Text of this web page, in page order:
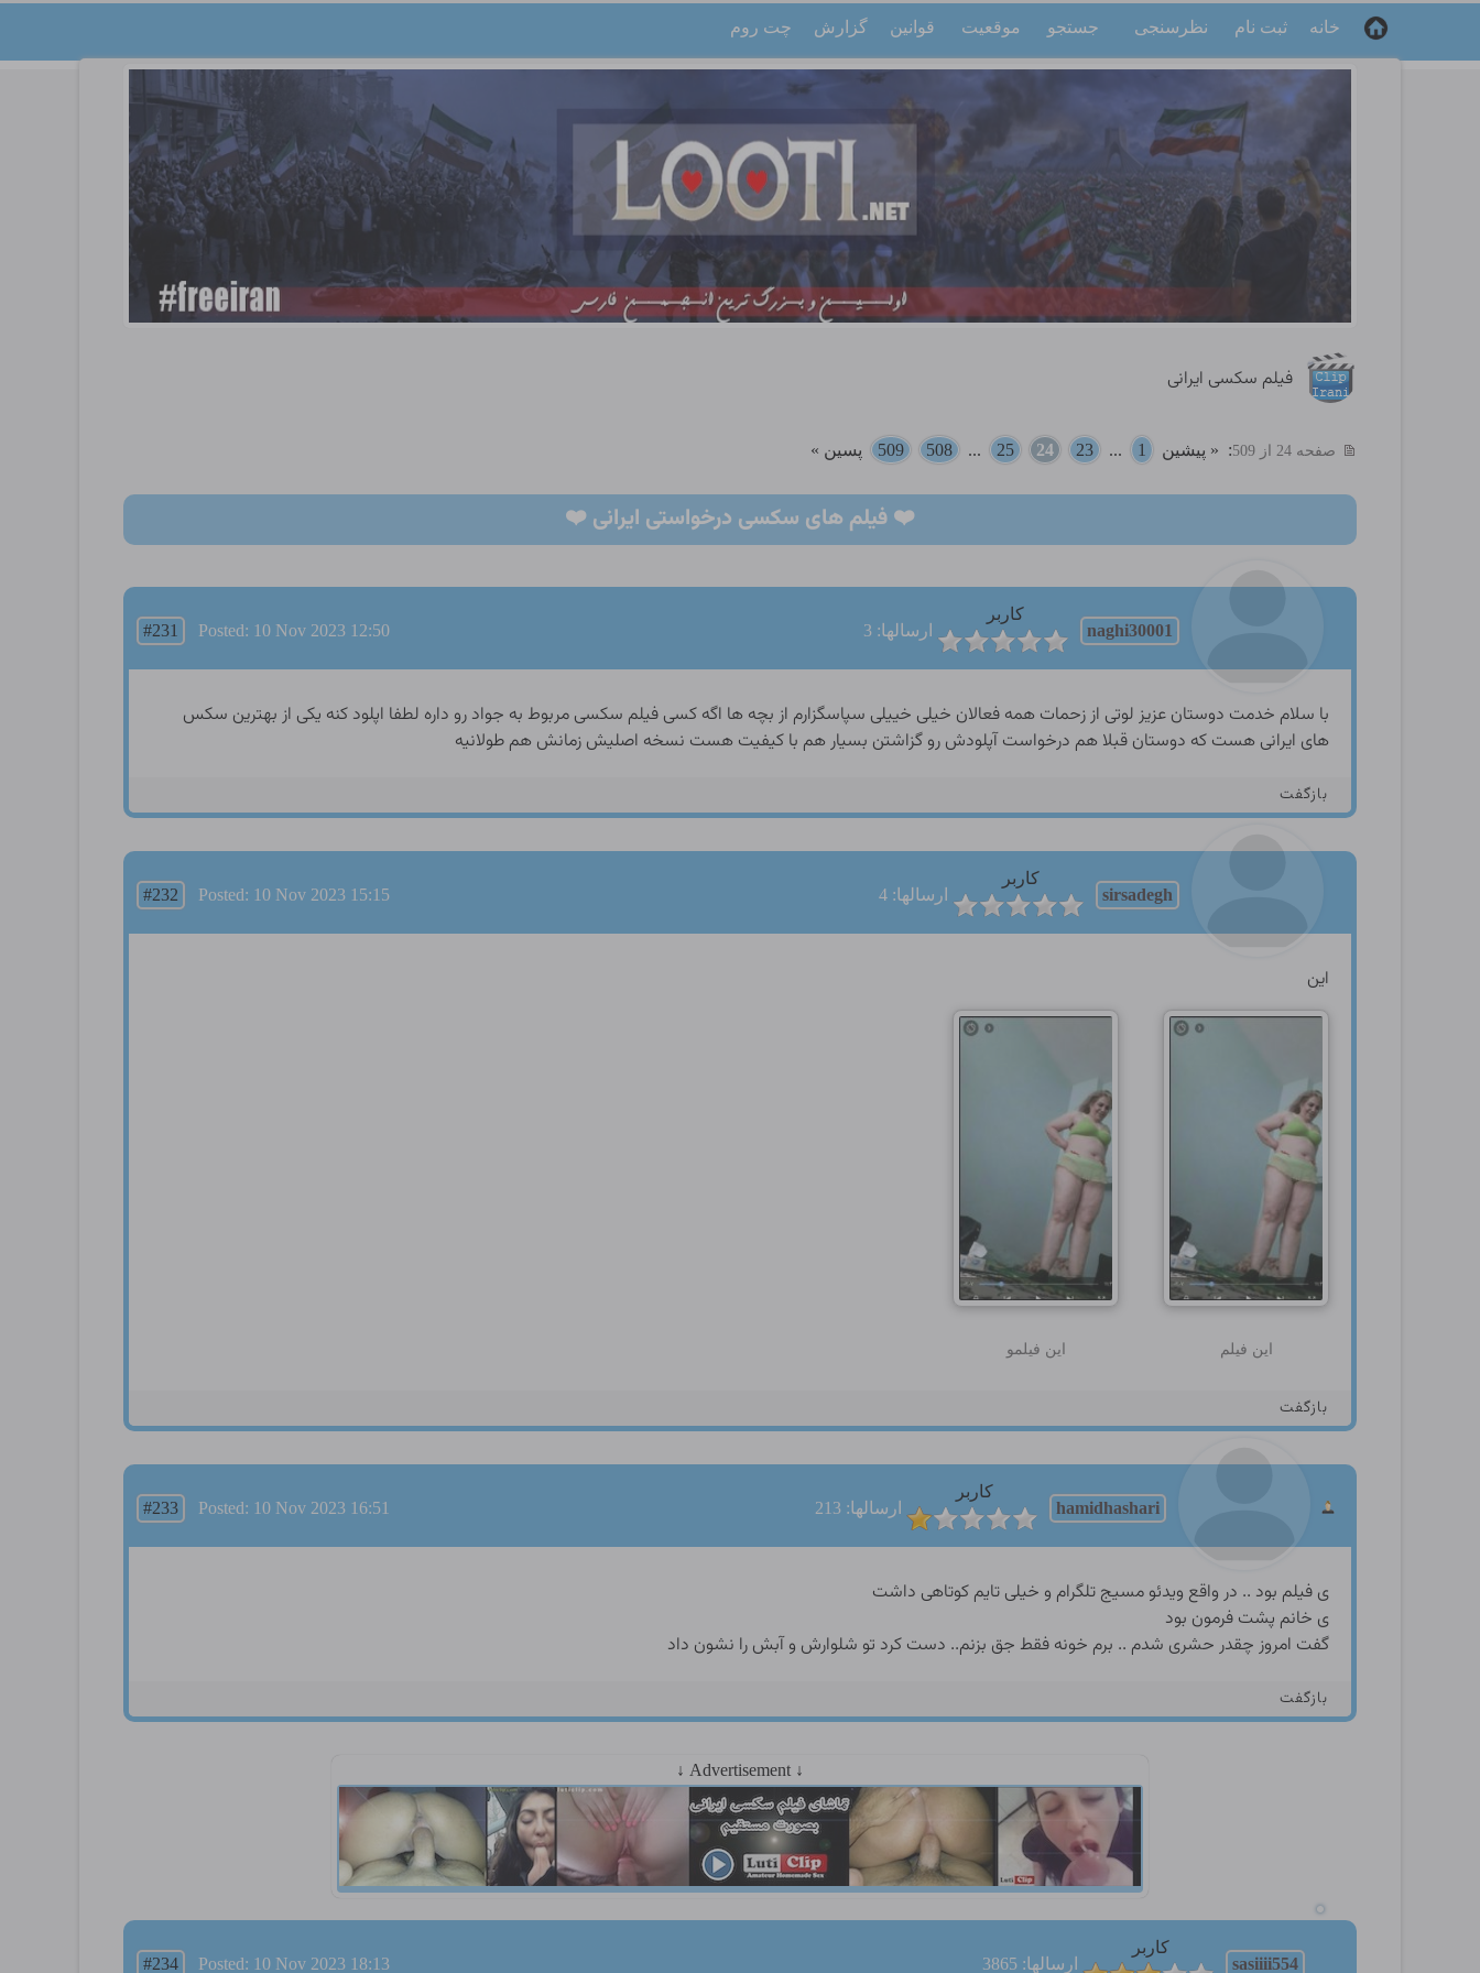
خانه ثبت نام نظرسنجی جستجو موقعیت قوانین گزارش چت روم
فیلم سکسی ایرانی
صفحه 24 از 509 : « پیشین 1
...
23
24
25
...
508
509 پسین »
❤️ فیلم های سکسی درخواستی ایرانی ❤️
naghi30001
کاربر
ارسالها: 3
#231 Posted: 10 Nov 2023 12:50
با سلام خدمت دوستان عزیز لوتی از زحمات همه فعالان خیلی خییلی سپاسگزارم از بچه ها اگه کسی فیلم سکسی مربوط به جواد رو داره لطفا اپلود کنه یکی از بهترین سکس
های ایرانی هست که دوستان قبلا هم درخواست آپلودش رو گزاشتن بسیار هم با کیفیت هست نسخه اصلیش زمانش هم طولانیه
بازگفت
sirsadegh
کاربر
ارسالها: 4
#232 Posted: 10 Nov 2023 15:15
این
این فیلم این فیلمو
بازگفت
hamidhashari
کاربر
ارسالها: 213
#233 Posted: 10 Nov 2023 16:51
ی فیلم بود .. در واقع ویدئو مسیج تلگرام و خیلی تایم کوتاهی داشت
ی خانم پشت فرمون بود
گفت امروز چقدر حشری شدم .. برم خونه فقط جق بزنم.. دست کرد تو شلوارش و آبش را نشون داد
بازگفت
↓ Advertisement ↓
sasiiii554
کاربر
ارسالها: 3865
#234 Posted: 10 Nov 2023 18:13